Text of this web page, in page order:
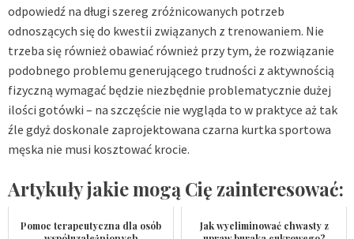
odpowiedź na długi szereg zróżnicowanych potrzeb
odnoszących się do kwestii związanych z trenowaniem. Nie
trzeba się również obawiać również przy tym, że rozwiązanie
podobnego problemu generującego trudności z aktywnością
fizyczną wymagać będzie niezbędnie problematycznie dużej
ilości gotówki – na szczęście nie wygląda to w praktyce aż tak
źle gdyż doskonale zaprojektowana czarna kurtka sportowa
męska nie musi kosztować krocie.
Artykuły jakie mogą Cię zainteresować:
Pomoc terapeutyczna dla osób
Jak wyeliminować chwasty z